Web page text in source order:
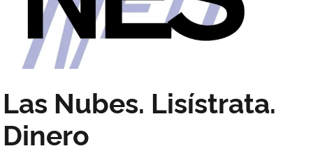
Las Nubes. Lisístrata.
Dinero